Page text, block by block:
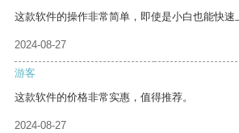
这款软件的操作非常简单，即使是小白也能快速
2024-08-27
游客
这款软件的价格非常实惠，值得推荐。
2024-08-27